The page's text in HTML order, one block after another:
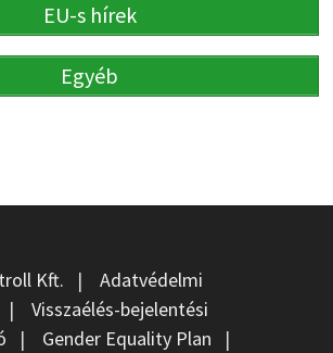
EU-s hírek
Egyéb
Kft. | Adatvédelmi
Visszaélés-bejelentési
| Gender Equality Plan |